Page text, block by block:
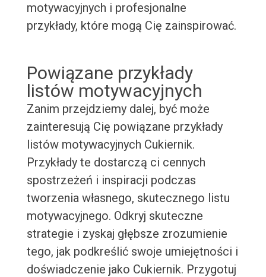
motywacyjnych i profesjonalne
przykłady, które mogą Cię zainspirować.
Powiązane przykłady
listów motywacyjnych
Zanim przejdziemy dalej, być może
zainteresują Cię powiązane przykłady
listów motywacyjnych Cukiernik.
Przykłady te dostarczą ci cennych
spostrzeżeń i inspiracji podczas
tworzenia własnego, skutecznego listu
motywacyjnego. Odkryj skuteczne
strategie i zyskaj głębsze zrozumienie
tego, jak podkreślić swoje umiejętności i
doświadczenie jako Cukiernik. Przygotuj